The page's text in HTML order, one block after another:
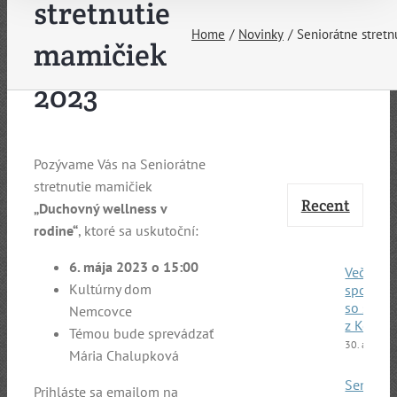
stretnutie
mamičiek
2023
Home Novinky Seniorátne
Pozývame Vás na Seniorátne
stretnutie mamičiek
„Duchovný wellness v
rodine“, ktoré sa uskutoční:
6. mája 2023 o 15:00
Kultúrny dom
Nemcovce
Témou bude sprevádzať
Mária Chalupková
Prihláste sa emailom na
Recent
Večerné
so
z Kene
30. apríla